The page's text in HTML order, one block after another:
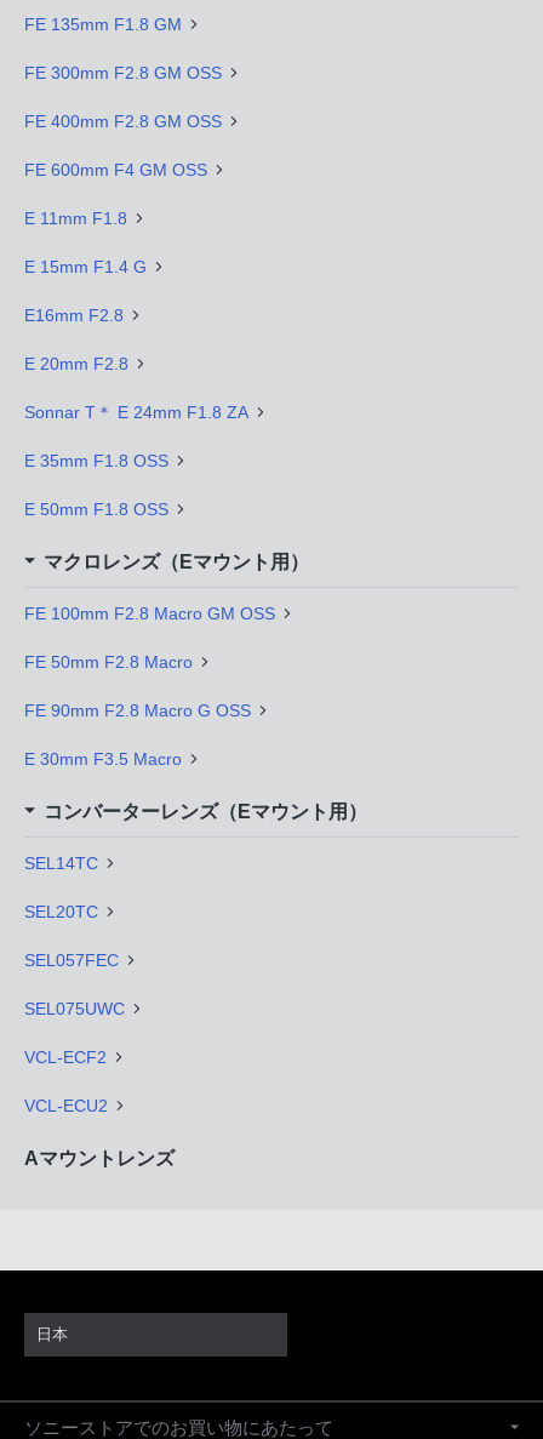
FE 135mm F1.8 GM
FE 300mm F2.8 GM OSS
FE 400mm F2.8 GM OSS
FE 600mm F4 GM OSS
E 11mm F1.8
E 15mm F1.4 G
E16mm F2.8
E 20mm F2.8
Sonnar T＊ E 24mm F1.8 ZA
E 35mm F1.8 OSS
E 50mm F1.8 OSS
マクロレンズ（Eマウント用）
FE 100mm F2.8 Macro GM OSS
FE 50mm F2.8 Macro
FE 90mm F2.8 Macro G OSS
E 30mm F3.5 Macro
コンバーターレンズ（Eマウント用）
SEL14TC
SEL20TC
SEL057FEC
SEL075UWC
VCL-ECF2
VCL-ECU2
Aマウントレンズ
日本
ソニーストアでのお買い物にあたって